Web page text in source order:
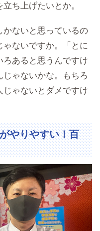
ち上げたいとか。
ないと思っているの
ないですか。「とに
あると思うんですけ
ゃないかな。もちろ
ゃないとダメですけ
やりやすい！百